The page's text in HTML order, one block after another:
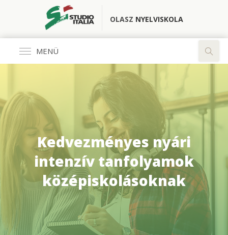
OLASZ NYELVISKOLA
MENÜ
FŐOLDAL
KÖNYVESBOLT
RÓLUNK
OLASZ CLUB
FORDÍTÓ IRODA
ELÉRHETŐSÉGEK
Kedvezményes nyári
intenzív tanfolyamok
középiskolásoknak